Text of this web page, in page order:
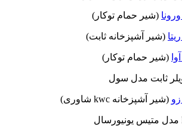
(شیر حمام توکار)
(شیر آشپزخانه ثابت)
(شیر حمام توکار)
(شیر آشپزخانه kwc شاوری)